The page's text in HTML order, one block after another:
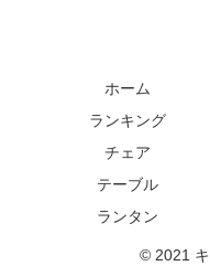
ホーム
ランキング
チェア
テーブル
ランタン
© 2021